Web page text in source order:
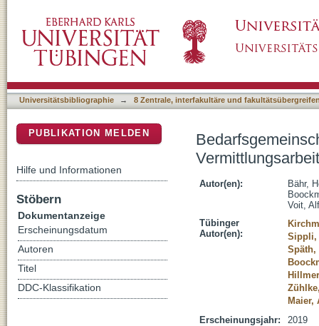
Universitätsbibliographie → 8 Zentrale, interfakultäre und
Autor(en):
Bähr,
Voit,
Tübinger
Autor(en):
Sippli,
Späth,
Maier,
Erscheinungsjahr:
2019
PUBLIKATION MELDEN
Hilfe und Informationen
Stöbern
Dokumentanzeige
Erscheinungsdatum
Autoren
Titel
DDC-Klassifikation